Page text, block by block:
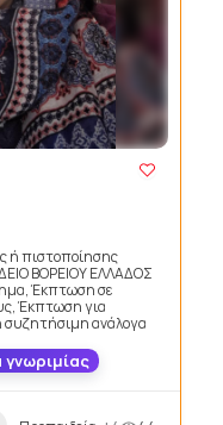
ή πιστοποίησης
ΒΟΡΕΙΟΥ ΕΛΛΑΔΟΣ
Έκπτωση σε
Έκπτωση για
ανάλογα